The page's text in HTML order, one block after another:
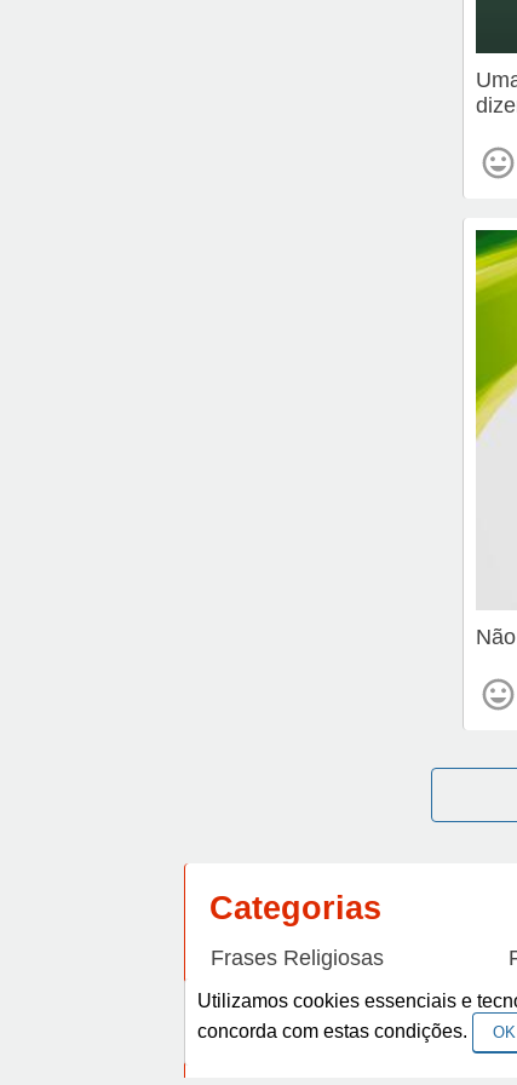
Categorias
Frases Religiosas
Frases de Amizade
Frases de Arrependimento
Utilizamos cookies essenciais e
concorda com estas condições.
OK